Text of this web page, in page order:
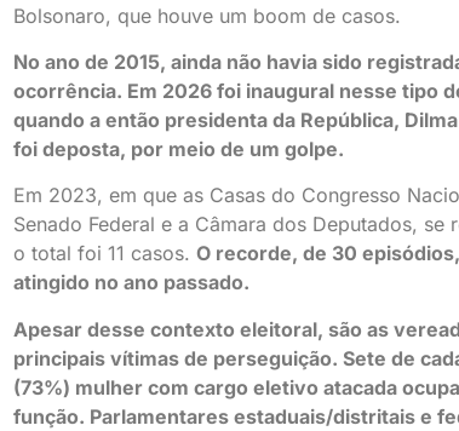
Bolsonaro, que houve um boom de casos.
No ano de 2015, ainda não havia sido
ocorrência. Em 2026 foi inaugural nesse tipo
quando a então presidenta da República,
foi deposta, por meio de um golpe.
Em 2023, em que as Casas do Congresso
Senado Federal e a Câmara dos Deputados, se
o total foi 11 casos.O recorde, de 30
atingido no ano passado.
Apesar desse contexto eleitoral, são as
principais vítimas de perseguição. Sete de
(73%) mulher com cargo eletivo atacada
função. Parlamentares estaduais/distritais e